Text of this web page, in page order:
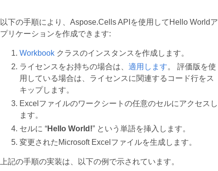
以下の手順により、Aspose.Cells APIを使用してHello Worldア
プリケーションを作成できます:
Workbook クラスのインスタンスを作成します。
ライセンスをお持ちの場合は、 適用します。 評価版を使
用している場合は、ライセンスに関連するコード行をス
キップします。
Excelファイルのワークシートの任意のセルにアクセスし
ます。
セルに “Hello World!” という単語を挿入します。
変更されたMicrosoft Excelファイルを生成します。
上記の手順の実装は、以下の例で示されています。